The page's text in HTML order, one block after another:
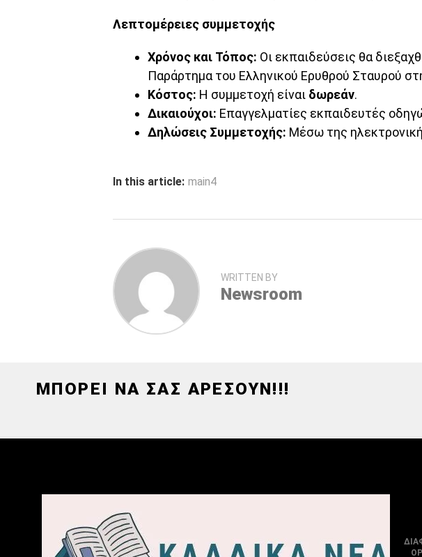
Λεπτομέρειες συμμετοχής
Χρόνος και Τόπος: Οι εκπαιδεύσεις θα
Παράρτημα του Ελληνικού Ερυθρού Σταυρού
Κόστος: Η συμμετοχή είναι δωρεάν.
Δικαιούχοι: Επαγγελματίες εκπαιδευτές
Δηλώσεις Συμμετοχής: Μέσω της
In this article: main4
WRITTEN BY
Newsroom
ΜΠΟΡΕΙ ΝΑ ΣΑΣ ΑΡΕΣΟΥΝ!!!